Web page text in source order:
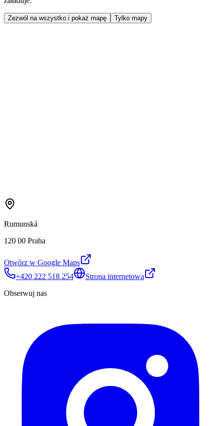
Zezwól na wszystko i pokaż mapę Tylko mapy
Rumunská
120 00 Praha
Otwórz w Google Maps
+420 222 518 254
Strona internetowa
Obserwuj nas